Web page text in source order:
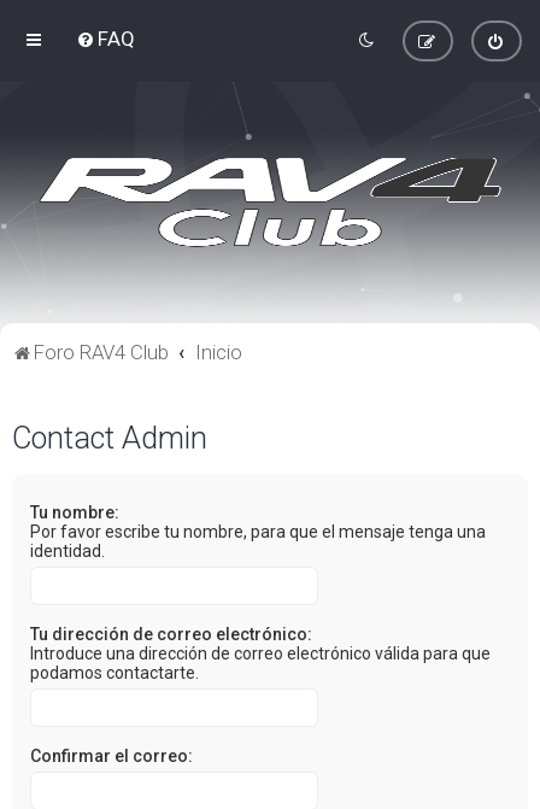
FAQ
Foro RAV4 Club Inicio
Contact Admin
Tu nombre:
Por favor escribe tu nombre, para que el mensaje tenga una
identidad.
Tu dirección de correo electrónico:
Introduce una dirección de correo electrónico válida para que
podamos contactarte.
Confirmar el correo: